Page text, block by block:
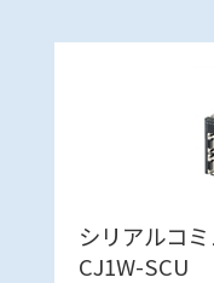
シリアルコ
CJ1W-SCU